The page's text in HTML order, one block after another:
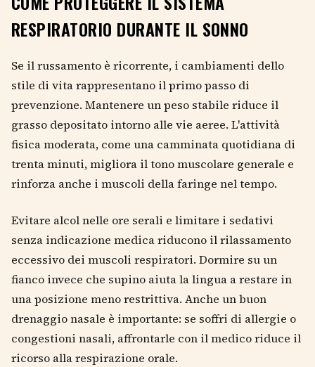
RESPIRATORIO DURANTE IL SONNO
Se il russamento è ricorrente, i cambiamenti dello
stile di vita rappresentano il primo passo di
prevenzione. Mantenere un peso stabile riduce il
grasso depositato intorno alle vie aeree. L'attività
fisica moderata, come una camminata quotidiana di
trenta minuti, migliora il tono muscolare generale e
rinforza anche i muscoli della faringe nel tempo.
Evitare alcol nelle ore serali e limitare i sedativi
senza indicazione medica riducono il rilassamento
eccessivo dei muscoli respiratori. Dormire su un
fianco invece che supino aiuta la lingua a restare in
una posizione meno restrittiva. Anche un buon
drenaggio nasale è importante: se soffri di allergie o
congestioni nasali, affrontarle con il medico riduce il
ricorso alla respirazione orale.